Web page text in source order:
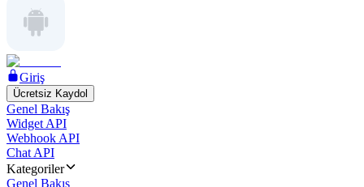
Giriş
Ücretsiz Kaydol
Genel Bakış
Widget API
Webhook API
Chat API
Kategoriler
Genel Bakış